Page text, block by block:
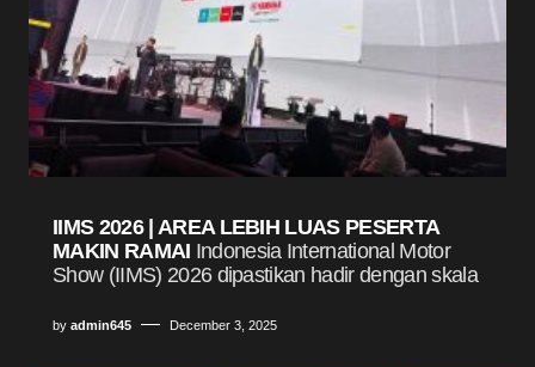
IIMS 2026 | AREA LEBIH LUAS PESERTA
MAKIN RAMAI Indonesia International Motor
Show (IIMS) 2026 dipastikan hadir dengan skala
by admin645 December 3, 2025